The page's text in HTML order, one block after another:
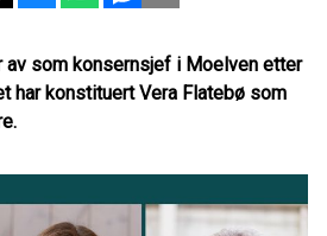
av som konsernsjef i Moelven etter
har konstituert Vera Flatebø som